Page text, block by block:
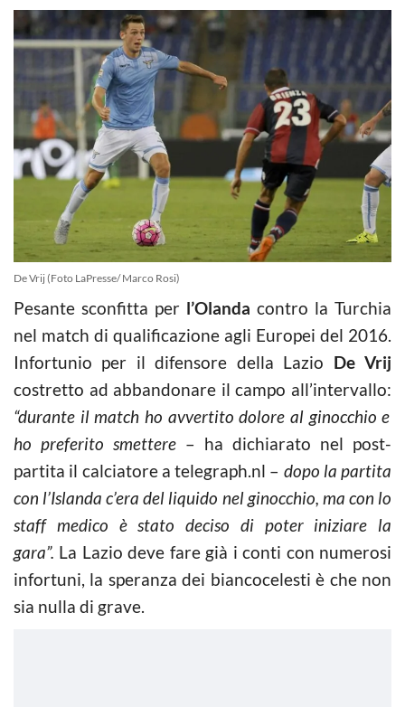
De Vrij (Foto LaPresse/ Marco Rosi)
Pesante sconfitta per l’Olanda contro la Turchia
nel match di qualificazione agli Europei del 2016.
Infortunio per il difensore della Lazio De Vrij
costretto ad abbandonare il campo all’intervallo:
“durante il match ho avvertito dolore al ginocchio e
ho preferito smettere – ha dichiarato nel post-
partita il calciatore a telegraph.nl – dopo la partita
con l’Islanda c’era del liquido nel ginocchio, ma con lo
staff medico è stato deciso di poter iniziare la
gara”. La Lazio deve fare già i conti con numerosi
infortuni, la speranza dei biancocelesti è che non
sia nulla di grave.